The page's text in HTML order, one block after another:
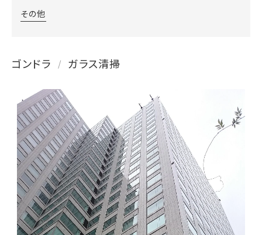
その他
ゴンドラ / ガラス清掃